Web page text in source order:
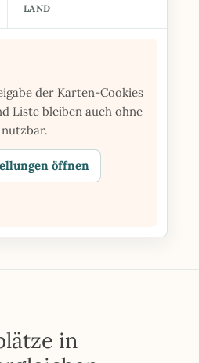
LAND
der Karten-Cookies
Liste bleiben auch ohne
öffnen
in